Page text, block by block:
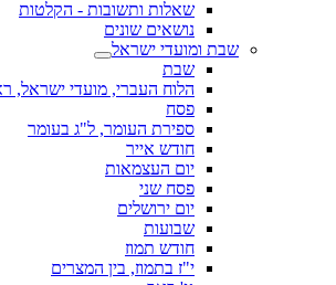
שאלות ותשובות - הקלטות
נושאים שונים
שבת ומועדי ישראל
שבת
הלוח העברי, מועדי ישראל,
פסח
ספירת העומר, ל"ג בעומר
חודש אייר
יום העצמאות
פסח שני
יום ירושלים
שבועות
חודש תמוז
י"ז בתמוז, בין המצרים